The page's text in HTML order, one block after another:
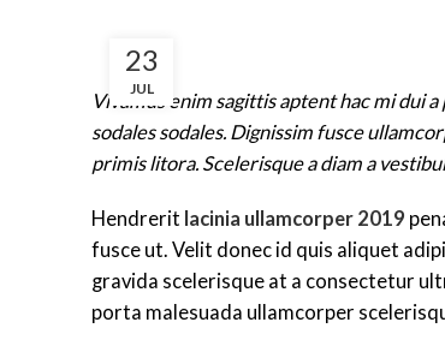
23
JUL
Vivamus enim sagittis aptent hac mi dui
sodales sodales. Dignissim fusce
primis litora. Scelerisque a diam a
Hendrerit lacinia ullamcorper 2019
fusce ut. Velit donec id quis aliquet
gravida scelerisque at a consectetur
porta malesuada ullamcorper